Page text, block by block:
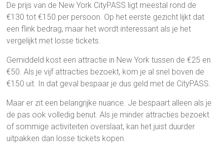
De prijs van de New York CityPASS ligt meestal rond de
€130 tot €150 per persoon. Op het eerste gezicht lijkt dat
een flink bedrag, maar het wordt interessant als je het
vergelijkt met losse tickets.
Gemiddeld kost een attractie in New York tussen de €25 en
€50. Als je vijf attracties bezoekt, kom je al snel boven de
€150 uit. In dat geval bespaar je dus geld met de CityPASS.
Maar er zit een belangrijke nuance. Je bespaart alleen als je
de pas ook volledig benut. Als je minder attracties bezoekt
of sommige activiteiten overslaat, kan het juist duurder
uitpakken dan losse tickets kopen.